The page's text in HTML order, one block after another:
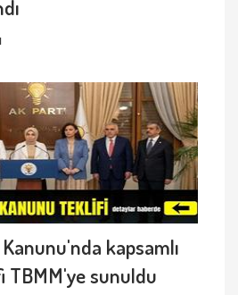
kapsamlı
TBMM'ye sunuldu